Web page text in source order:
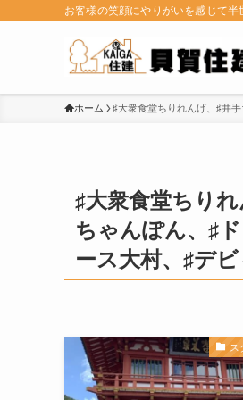
お客様の笑顔にやりがいを感じて半
ホーム ♯大衆食堂ちりれんげ、♯井
♯大衆食堂ちり
ちゃんぽん、♯
ース大村、♯デビ
ス